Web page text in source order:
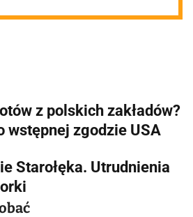
z polskich zakładów?
wstępnej zgodzie USA
Starołęka. Utrudnienia